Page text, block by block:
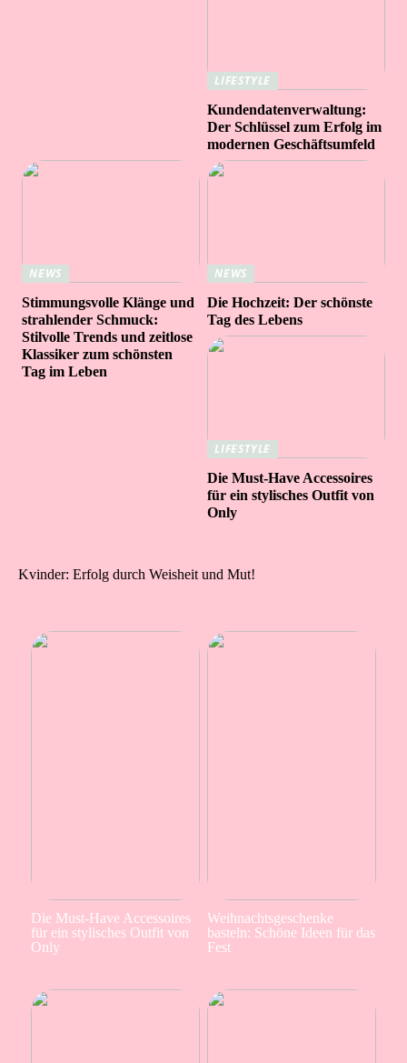
LIFESTYLE
Kundendatenverwaltung:
Der Schlüssel zum Erfolg im
modernen Geschäftsumfeld
NEWS
Stimmungsvolle Klänge und
strahlender Schmuck:
Stilvolle Trends und zeitlose
Klassiker zum schönsten
Tag im Leben
NEWS
Die Hochzeit: Der schönste
Tag des Lebens
LIFESTYLE
Die Must-Have Accessoires
für ein stylisches Outfit von
Only
Kvinder: Erfolg durch Weisheit und Mut!
Die Must-Have Accessoires
für ein stylisches Outfit von
Only
Weihnachtsgeschenke
basteln: Schöne Ideen für das
Fest